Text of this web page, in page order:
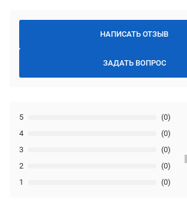
НАПИСАТЬ ОТЗЫВ
ЗАДАТЬ ВОПРОС
1 (0)
2 (0)
3 (0)
4 (0)
5 (0)